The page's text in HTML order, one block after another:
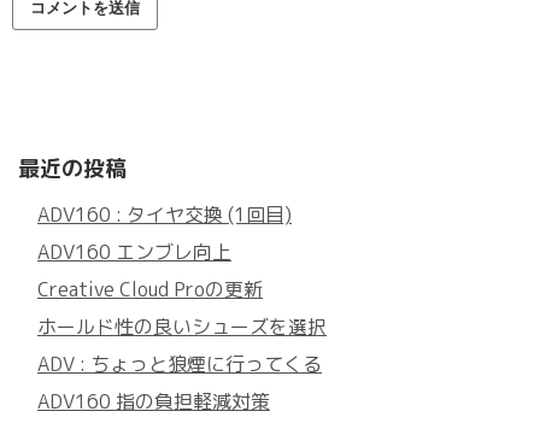
最近の投稿
ADV160 : タイヤ交換 (1回目)
ADV160 エンブレ向上
Creative Cloud Proの更新
ホールド性の良いシューズを選択
ADV : ちょっと狼煙に行ってくる
ADV160 指の負担軽減対策